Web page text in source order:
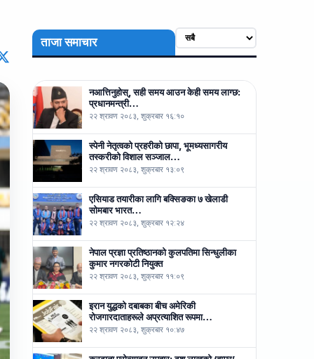
ताजा समाचार
नआत्तिनुहोस्, सही समय आउन केही समय लाग्छ:
प्रधानमन्त्री…
२२ श्रावण २०८३, शुक्रबार १६:१०
स्पेनी नेतृत्वको प्रहरीको छापा, भूमध्यसागरीय
तस्करीको विशाल सञ्जाल…
२२ श्रावण २०८३, शुक्रबार १३:०९
एसियाड तयारीका लागि बक्सिङका ७ खेलाडी
सोमबार भारत…
२२ श्रावण २०८३, शुक्रबार १२:२४
नेपाल प्रज्ञा प्रतिष्ठानको कुलपतिमा सिन्धुलीका
कुमार नगरकोटी नियुक्त
२२ श्रावण २०८३, शुक्रबार ११:०९
इरान युद्धको दबाबका बीच अमेरिकी
रोजगारदाताहरूले अप्रत्याशित रूपमा…
२२ श्रावण २०८३, शुक्रबार १०:४७